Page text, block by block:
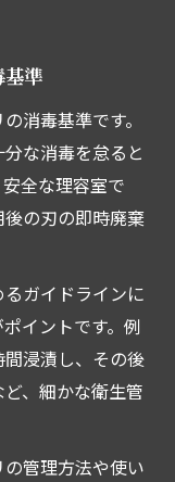
基準
消毒基準です。
な消毒を怠ると
全な理容室で
の刃の即時廃棄
ガイドラインに
イントです。例
浸漬し、その後
、細かな衛生管
管理方法や使い